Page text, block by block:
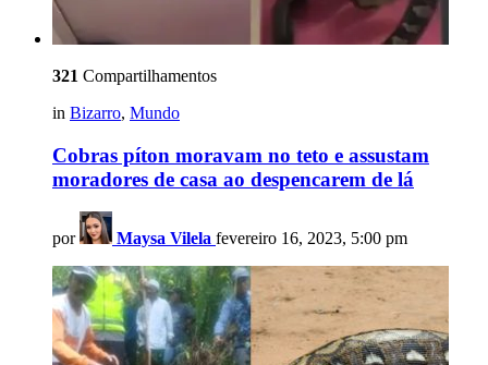
321 Compartilhamentos
in Bizarro, Mundo
Cobras píton moravam no teto e assustam
moradores de casa ao despencarem de lá
por Maysa Vilela fevereiro 16, 2023, 5:00 pm